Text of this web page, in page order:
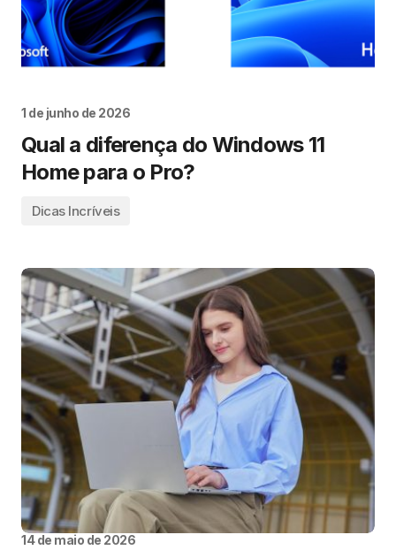
1 de junho de 2026
Qual a diferença do Windows 11
Home para o Pro?
Dicas Incríveis
14 de maio de 2026